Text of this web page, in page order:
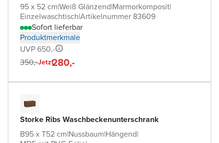
95 x 52 cm|Weiß Glänzend|Marmorkomposit|
Einzelwaschtisch|Artikelnummer 83609
Sofort lieferbar
Produktmerkmale
UVP 650,-
350,-Jetzt280,-
Storke Ribs Waschbeckenunterschrank
B95 x T52 cm|Nussbaum|Hängend|